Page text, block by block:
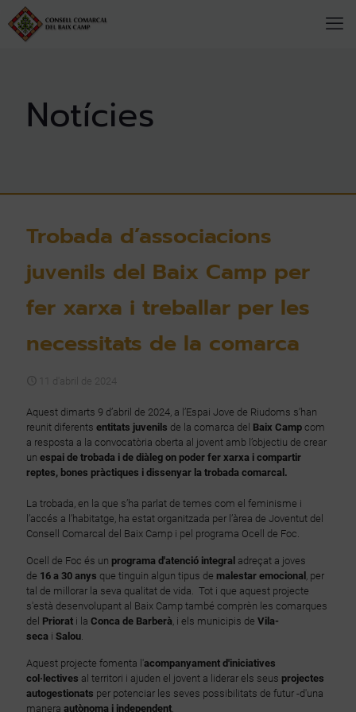
Trobada d’associacions
juvenils del Baix Camp per
fer xarxa i treballar per les
necessitats de la comarca
11 d'abril de 2024
Aquest dimarts 9 d’abril de 2024, a l’Espai Jove de Riudoms s’han
reunit diferents entitats juvenils de la comarca del Baix Camp com
a resposta a la convocatòria oberta al jovent amb l’objectiu de crear
un espai de trobada i de diàleg on poder fer xarxa i compartir
reptes, bones pràctiques i dissenyar la trobada comarcal.
La trobada, en la que s’ha parlat de temes com el feminisme i
l’accés a l’habitatge, ha estat organitzada per l’àrea de Joventut del
Consell Comarcal del Baix Camp i pel programa Ocell de Foc.
Ocell de Foc és un programa d'atenció integral adreçat a joves
de 16 a 30 anys que tinguin algun tipus de malestar emocional , per
tal de millorar la seva qualitat de vida. Tot i que aquest projecte
s'està desenvolupant al Baix Camp també comprèn les comarques
del Priorat i la Conca de Barberà, i els municipis de Vila-
seca i Salou.
Aquest projecte fomenta l'acompanyament d'iniciatives
col·lectives al territori i ajuden el jovent a liderar els seus projectes
autogestionats per potenciar les seves possibilitats de futur -d'una
manera autònoma i independent.